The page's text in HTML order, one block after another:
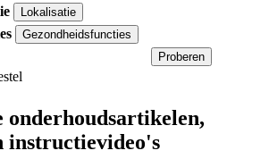
Lokalisatie
Gezondheidsfuncties
Proberen
onderhoudsartikelen,
instructievideo's